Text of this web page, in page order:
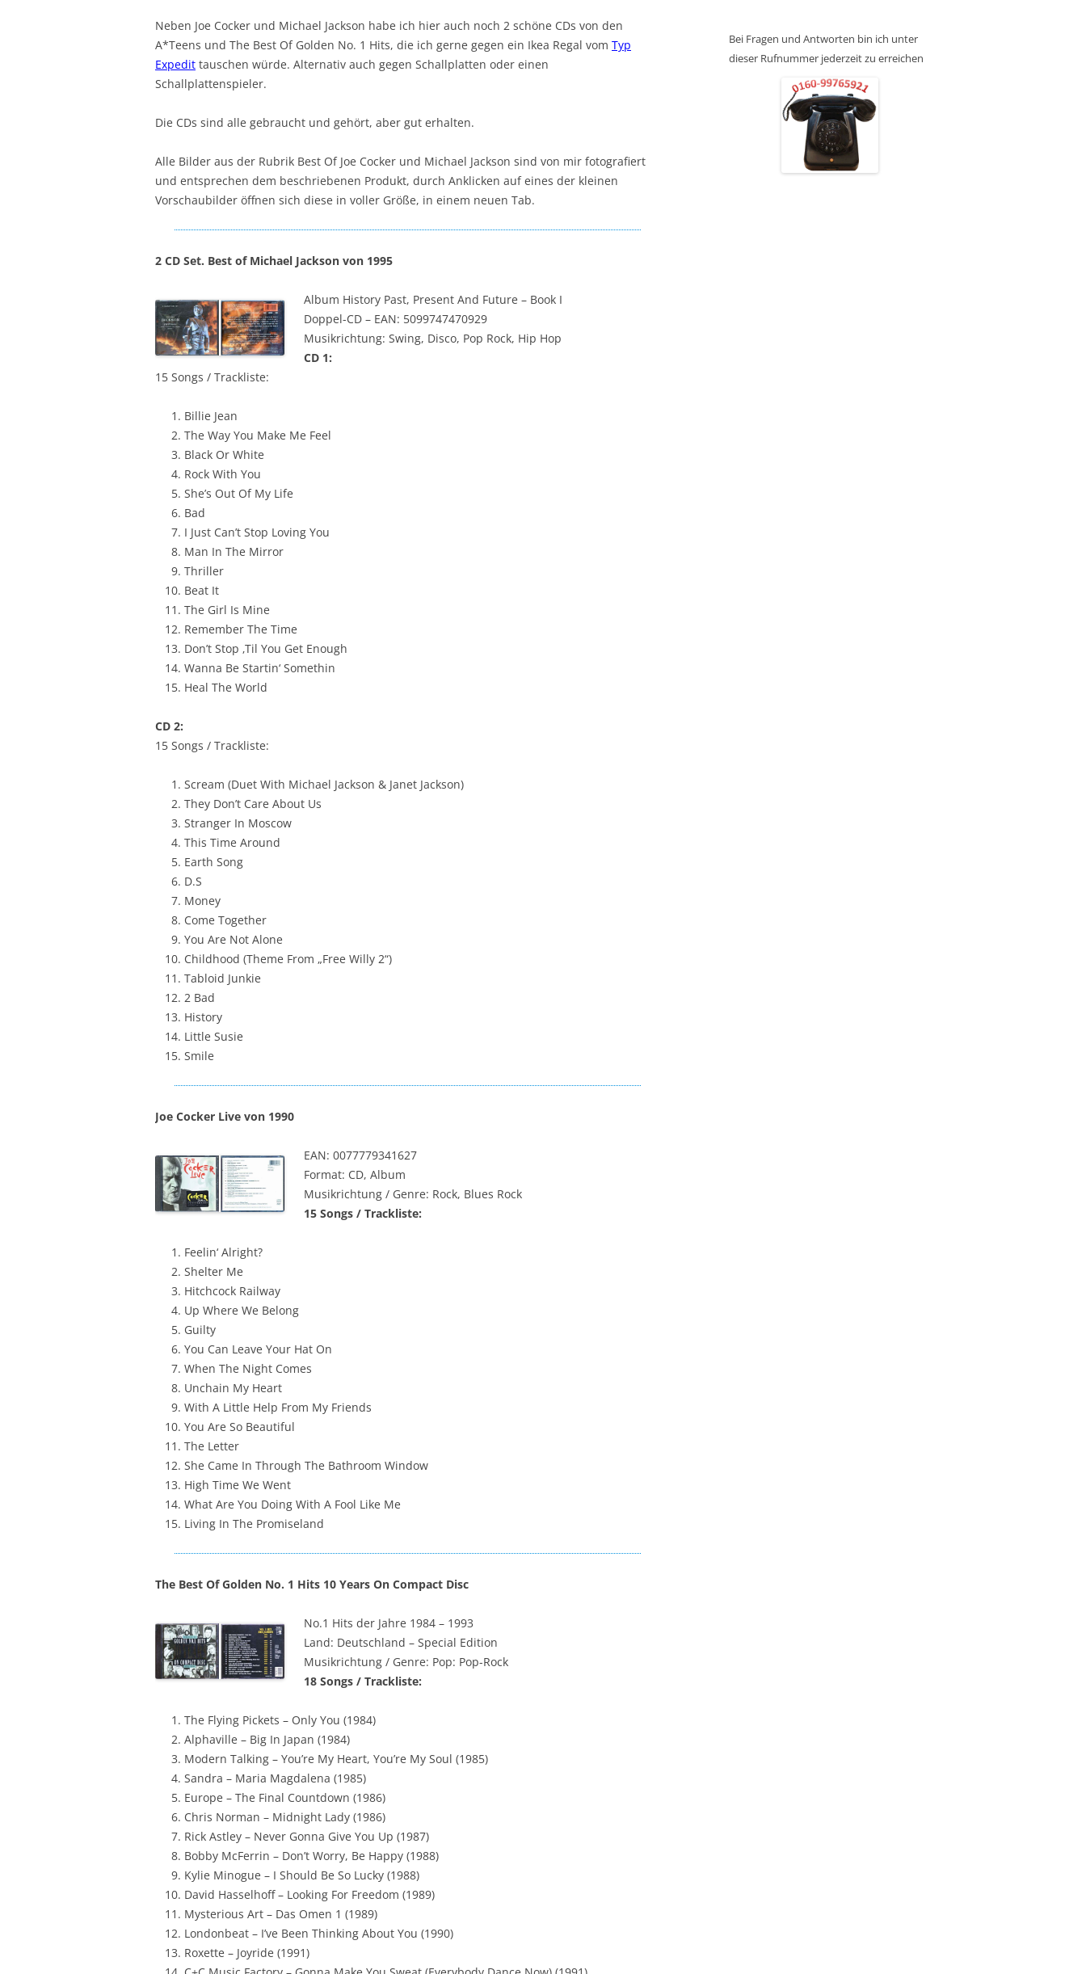
Neben Joe Cocker und Michael Jackson habe ich hier auch noch 2 schöne CDs von den
A*Teens und The Best Of Golden No. 1 Hits, die ich gerne gegen ein Ikea Regal vom Typ
Expedit tauschen würde. Alternativ auch gegen Schallplatten oder einen
Schallplattenspieler.
Die CDs sind alle gebraucht und gehört, aber gut erhalten.
Alle Bilder aus der Rubrik Best Of Joe Cocker und Michael Jackson sind von mir fotografiert
und entsprechen dem beschriebenen Produkt, durch Anklicken auf eines der kleinen
Vorschaubilder öffnen sich diese in voller Größe, in einem neuen Tab.
2 CD Set. Best of Michael Jackson von 1995
Album History Past, Present And Future – Book I
Doppel-CD – EAN: 5099747470929
Musikrichtung: Swing, Disco, Pop Rock, Hip Hop
CD 1:
15 Songs / Trackliste:
Billie Jean
The Way You Make Me Feel
Black Or White
Rock With You
She’s Out Of My Life
Bad
I Just Can’t Stop Loving You
Man In The Mirror
Thriller
Beat It
The Girl Is Mine
Remember The Time
Don’t Stop ‚Til You Get Enough
Wanna Be Startin‘ Somethin
Heal The World
CD 2:
15 Songs / Trackliste:
Scream (Duet With Michael Jackson & Janet Jackson)
They Don’t Care About Us
Stranger In Moscow
This Time Around
Earth Song
D.S
Money
Come Together
You Are Not Alone
Childhood (Theme From „Free Willy 2“)
Tabloid Junkie
2 Bad
History
Little Susie
Smile
Joe Cocker Live von 1990
EAN: 0077779341627
Format: CD, Album
Musikrichtung / Genre: Rock, Blues Rock
15 Songs / Trackliste:
Feelin‘ Alright?
Shelter Me
Hitchcock Railway
Up Where We Belong
Guilty
You Can Leave Your Hat On
When The Night Comes
Unchain My Heart
With A Little Help From My Friends
You Are So Beautiful
The Letter
She Came In Through The Bathroom Window
High Time We Went
What Are You Doing With A Fool Like Me
Living In The Promiseland
The Best Of Golden No. 1 Hits 10 Years On Compact Disc
No.1 Hits der Jahre 1984 – 1993
Land: Deutschland – Special Edition
Musikrichtung / Genre: Pop: Pop-Rock
18 Songs / Trackliste:
The Flying Pickets – Only You (1984)
Alphaville – Big In Japan (1984)
Modern Talking – You’re My Heart, You’re My Soul (1985)
Sandra – Maria Magdalena (1985)
Europe – The Final Countdown (1986)
Chris Norman – Midnight Lady (1986)
Rick Astley – Never Gonna Give You Up (1987)
Bobby McFerrin – Don’t Worry, Be Happy (1988)
Kylie Minogue – I Should Be So Lucky (1988)
David Hasselhoff – Looking For Freedom (1989)
Mysterious Art – Das Omen 1 (1989)
Londonbeat – I’ve Been Thinking About You (1990)
Roxette – Joyride (1991)
Bei Fragen und Antworten bin ich unter
dieser Rufnummer jederzeit zu erreichen